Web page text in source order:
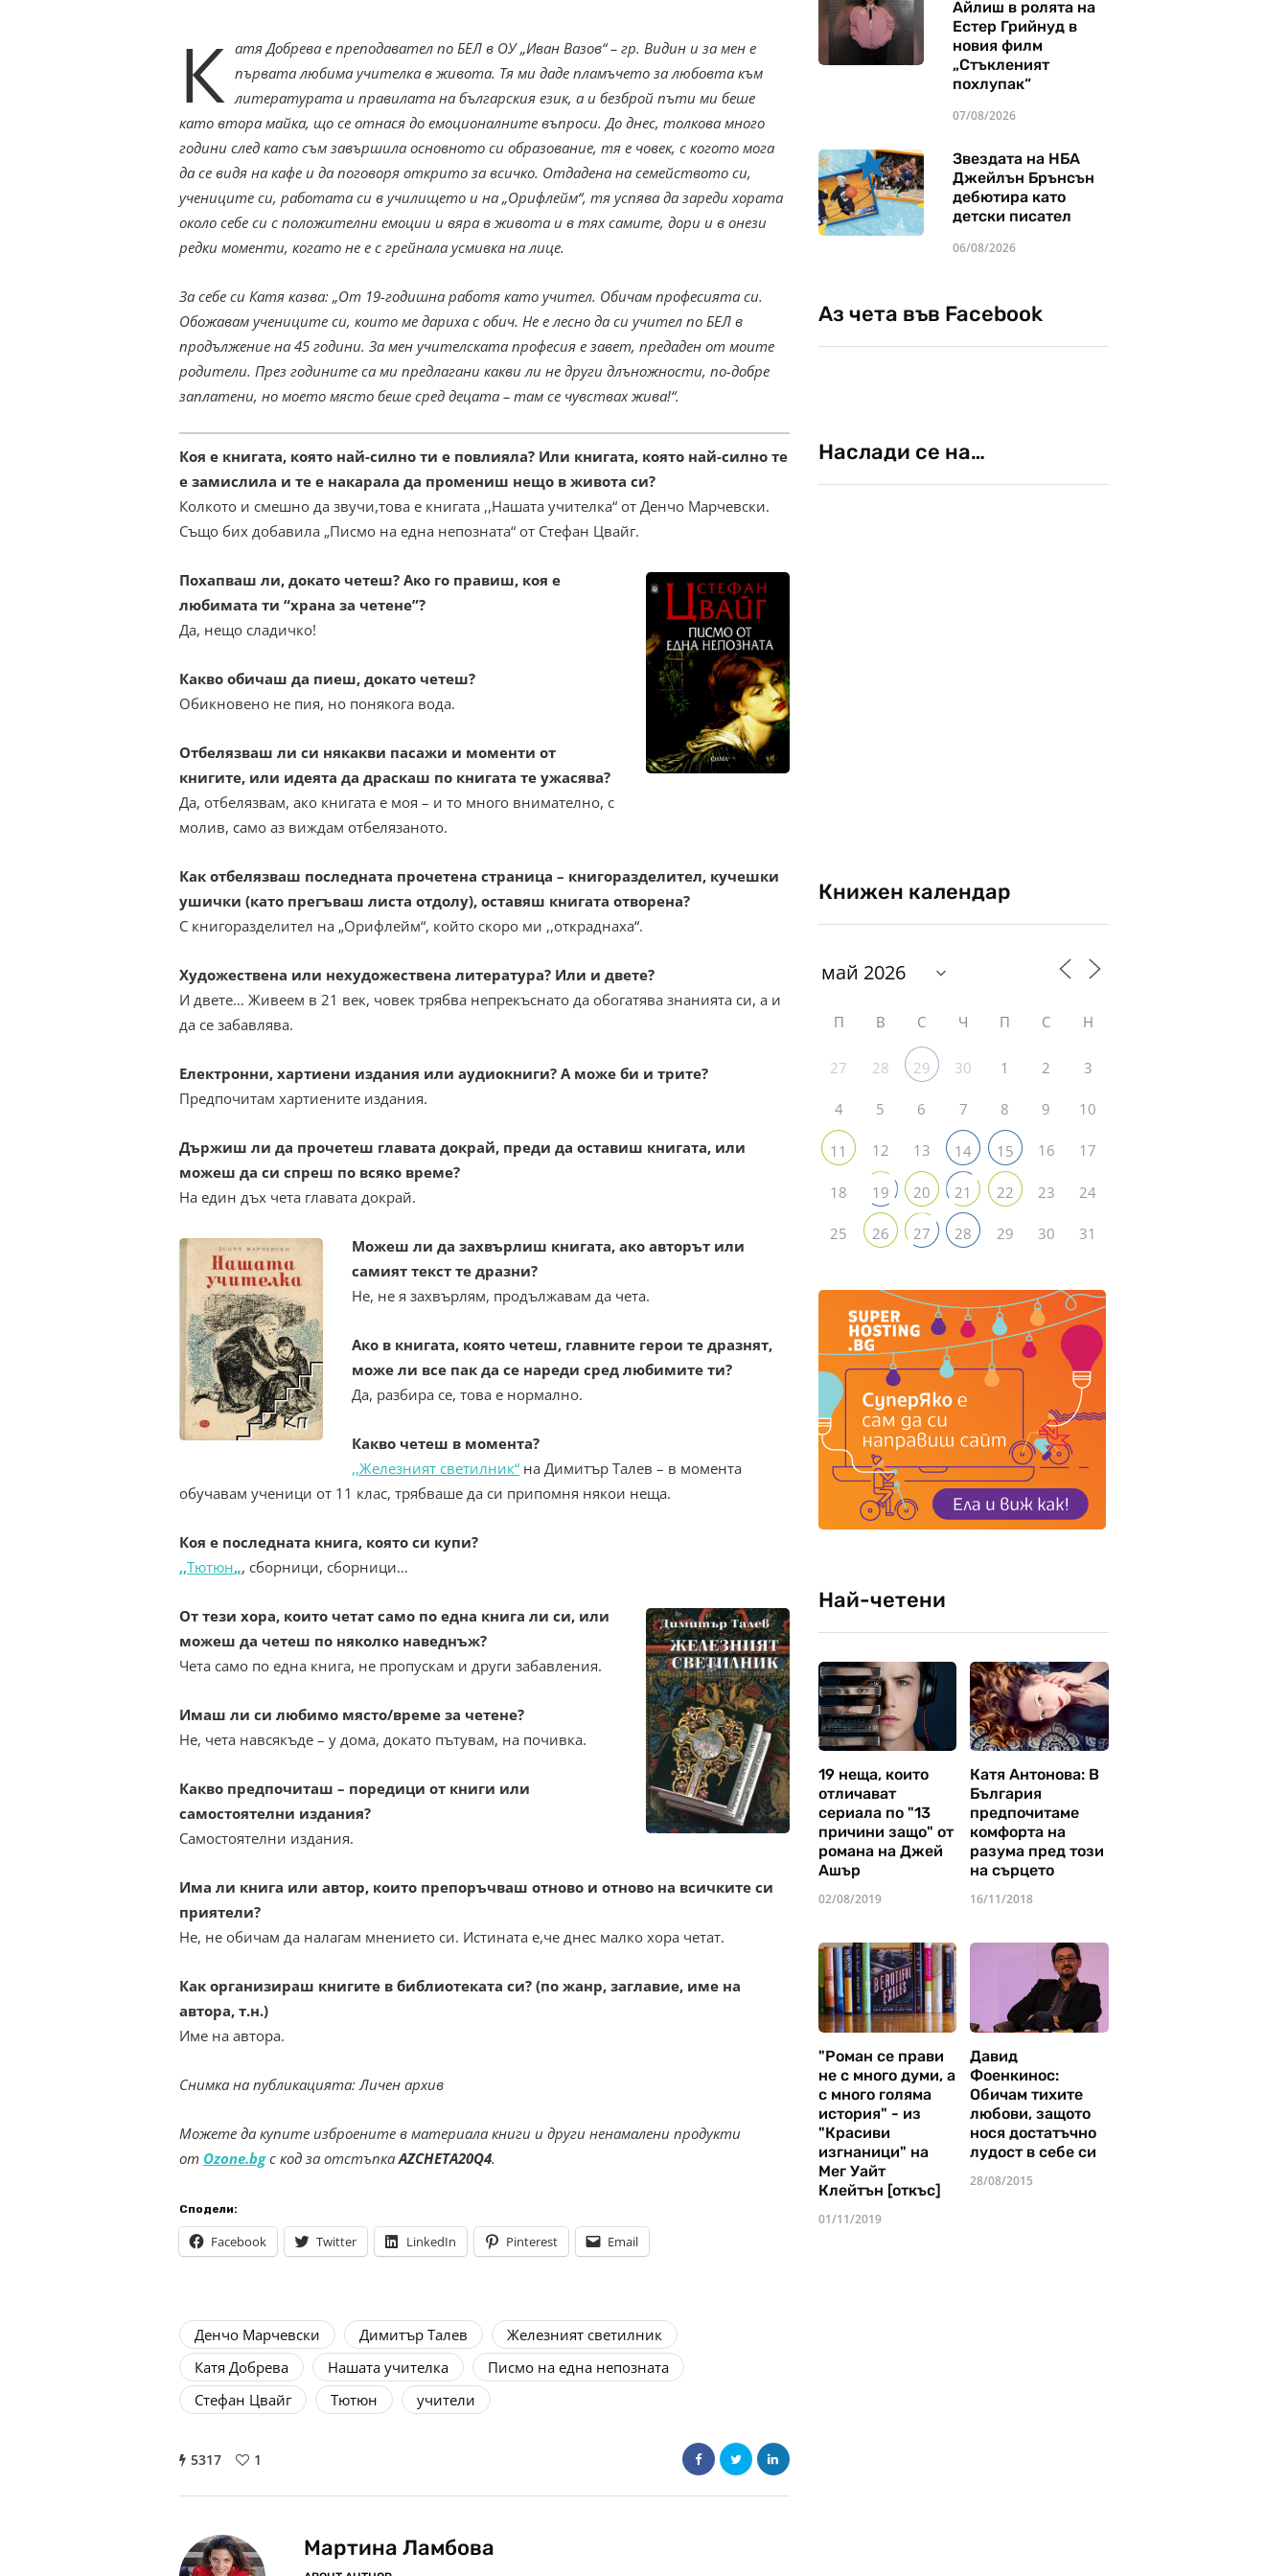
К атя Добрева е преподавател по БЕЛ в ОУ „Иван Вазов“ – гр. Видин и за мен е
първата любима учителка в живота. Тя ми даде пламъчето за любовта към
литературата и правилата на българския език, а и безброй пъти ми беше
като втора майка, що се отнася до емоционалните въпроси. До днес, толкова много
години след като съм завършила основното си образование, тя е човек, с когото мога
да се видя на кафе и да поговоря открито за всичко. Отдадена на семейството си,
учениците си, работата си в училището и на „Орифлейм“, тя успява да зареди хората
около себе си с положителни емоции и вяра в живота и в тях самите, дори и в онези
редки моменти, когато не е с грейнала усмивка на лице.
За себе си Катя казва: „От 19-годишна работя като учител. Обичам професията си.
Обожавам учениците си, които ме дариха с обич. Не е лесно да си учител по БЕЛ в
продължение на 45 години. За мен учителската професия е завет, предаден от моите
родители. През годините са ми предлагани какви ли не други длъножности, по-добре
заплатени, но моето място беше сред децата – там се чувствах жива!“.
Коя е книгата, която най-силно ти е повлияла? Или книгата, която най-силно те
е замислила и те е накарала да промениш нещо в живота си?
Колкото и смешно да звучи,това е книгата ,,Нашата учителка“ от Денчо Марчевски.
Също бих добавила „Писмо на една непозната“ от Стефан Цвайг.
Похапваш ли, докато четеш? Ако го правиш, коя е
любимата ти “храна за четене”?
Да, нещо сладичко!
Какво обичаш да пиеш, докато четеш?
Обикновено не пия, но понякога вода.
Отбелязваш ли си някакви пасажи и моменти от
книгите, или идеята да драскаш по книгата те ужасява?
Да, отбелязвам, ако книгата е моя – и то много внимателно, с
молив, само аз виждам отбелязаното.
Как отбелязваш последната прочетена страница – книгоразделител, кучешки
ушички (като прегъваш листа отдолу), оставяш книгата отворена?
С книгоразделител на „Орифлейм“, който скоро ми ,,откраднаха“.
Художествена или нехудожествена литература? Или и двете?
И двете… Живеем в 21 век, човек трябва непрекъснато да обогатява знанията си, а и
да се забавлява.
Eлектронни, хартиени издания или аудиокниги? А може би и трите?
Предпочитам хартиените издания.
Държиш ли да прочетеш главата докрай, преди да оставиш книгата, или
можеш да си спреш по всяко време?
На един дъх чета главата докрай.
Можеш ли да захвърлиш книгата, ако авторът или
самият текст те дразни?
Не, не я захвърлям, продължавам да чета.
Ако в книгата, която четеш, главните герои те дразнят,
може ли все пак да се нареди сред любимите ти?
Да, разбира се, това е нормално.
Какво четеш в момента?
,,Железният светилник“ на Димитър Талев – в момента
обучавам ученици от 11 клас, трябваше да си припомня някои неща.
Коя е последната книга, която си купи?
,,Тютюн„, сборници, сборници…
От тези хора, които четат само по една книга ли си, или
можеш да четеш по няколко наведнъж?
Чета само по една книга, не пропускам и други забавления.
Имаш ли си любимо място/време за четене?
Не, чета навсякъде – у дома, докато пътувам, на почивка.
Какво предпочиташ – поредици от книги или
самостоятелни издания?
Самостоятелни издания.
Има ли книга или автор, които препоръчваш отново и отново на всичките си
приятели?
Не, не обичам да налагам мнението си. Истината е,че днес малко хора четат.
Как организираш книгите в библиотеката си? (по жанр, заглавие, име на
автора, т.н.)
Име на автора.
Снимка на публикацията: Личен архив
Можете да купите изброените в материала книги и други ненамалени продукти
от Ozone.bgс код за отстъпкаAZCHETA20Q4.
Сподели:
Facebook Twitter LinkedIn Pinterest Email
Денчо Марчевски Димитър Талев
Железният светилник
Катя Добрева
Нашата учителка
Писмо на една непозната
Стефан Цвайг
Тютюн учители
5317 1
Мартина Ламбова
Айлиш в ролята на
Естер Грийнуд в
новия филм
„Стъкленият
похлупак“
07/08/2026
Звездата на НБА
Джейлън Брънсън
дебютира като
детски писател
06/08/2026
Аз чета във Facebook
Наслади се на…
Книжен календар
П В С Ч П С Н
27 28 29 30 1 2 3
4 5 6 7 8 9 10
11 12 13 14 15 16 17
18 19 20 21 22 23 24
25 26 27 28 29 30 31
Най-четени
19 неща, които
отличават
сериала по "13
причини защо" от
романа на Джей
Ашър
02/08/2019
Катя Антонова: В
България
предпочитаме
комфорта на
разума пред този
на сърцето
16/11/2018
"Роман се прави
не с много думи, а
с много голяма
история" - из
"Красиви
изгнаници" на
Мег Уайт
Клейтън [откъс]
01/11/2019
Давид
Фоенкинос:
Обичам тихите
любови, защото
нося достатъчно
лудост в себе си
28/08/2015